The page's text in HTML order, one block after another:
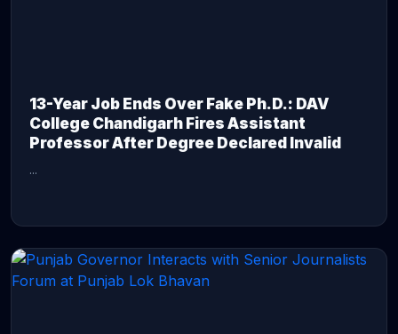
13-Year Job Ends Over Fake Ph.D.: DAV
College Chandigarh Fires Assistant
Professor After Degree Declared Invalid
...